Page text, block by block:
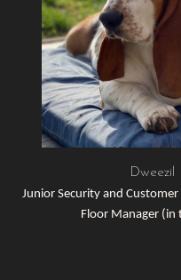
Dweezil
Junior Security and
Floor Manager (in